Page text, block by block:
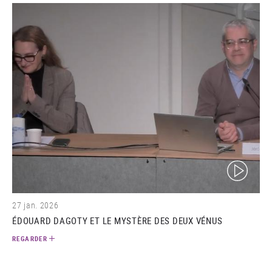
(video)
27 jan. 2026
ÉDOUARD DAGOTY ET LE MYSTÈRE DES DEUX VÉNUS
REGARDER